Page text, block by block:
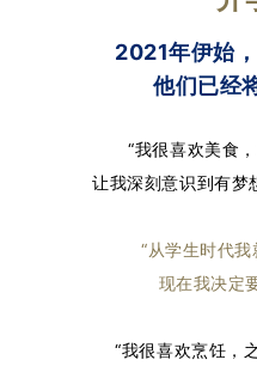
2021年伊始
他们已经
“我很喜欢美食
让我深刻意识到有梦
“从学生时代我
现在我决定
“我很喜欢烹饪，